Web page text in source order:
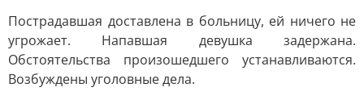
Пострадавшая доставлена в больницу, ей ничего не
угрожает. Напавшая девушка задержана.
Обстоятельства произошедшего устанавливаются.
Возбуждены уголовные дела.